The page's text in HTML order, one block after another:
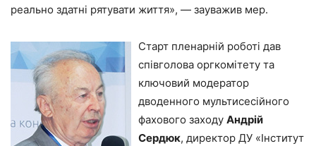
реально здатні рятувати життя», — зауважив мер.
Старт пленарній роботі дав
співголова оргкомітету та
ключовий модератор
дводенного мультисесійного
фахового заходу Андрій
Сердюк, директор ДУ «Інститут